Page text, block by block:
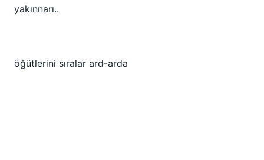
yakınnarı..
öğütlerini sıralar ard-arda